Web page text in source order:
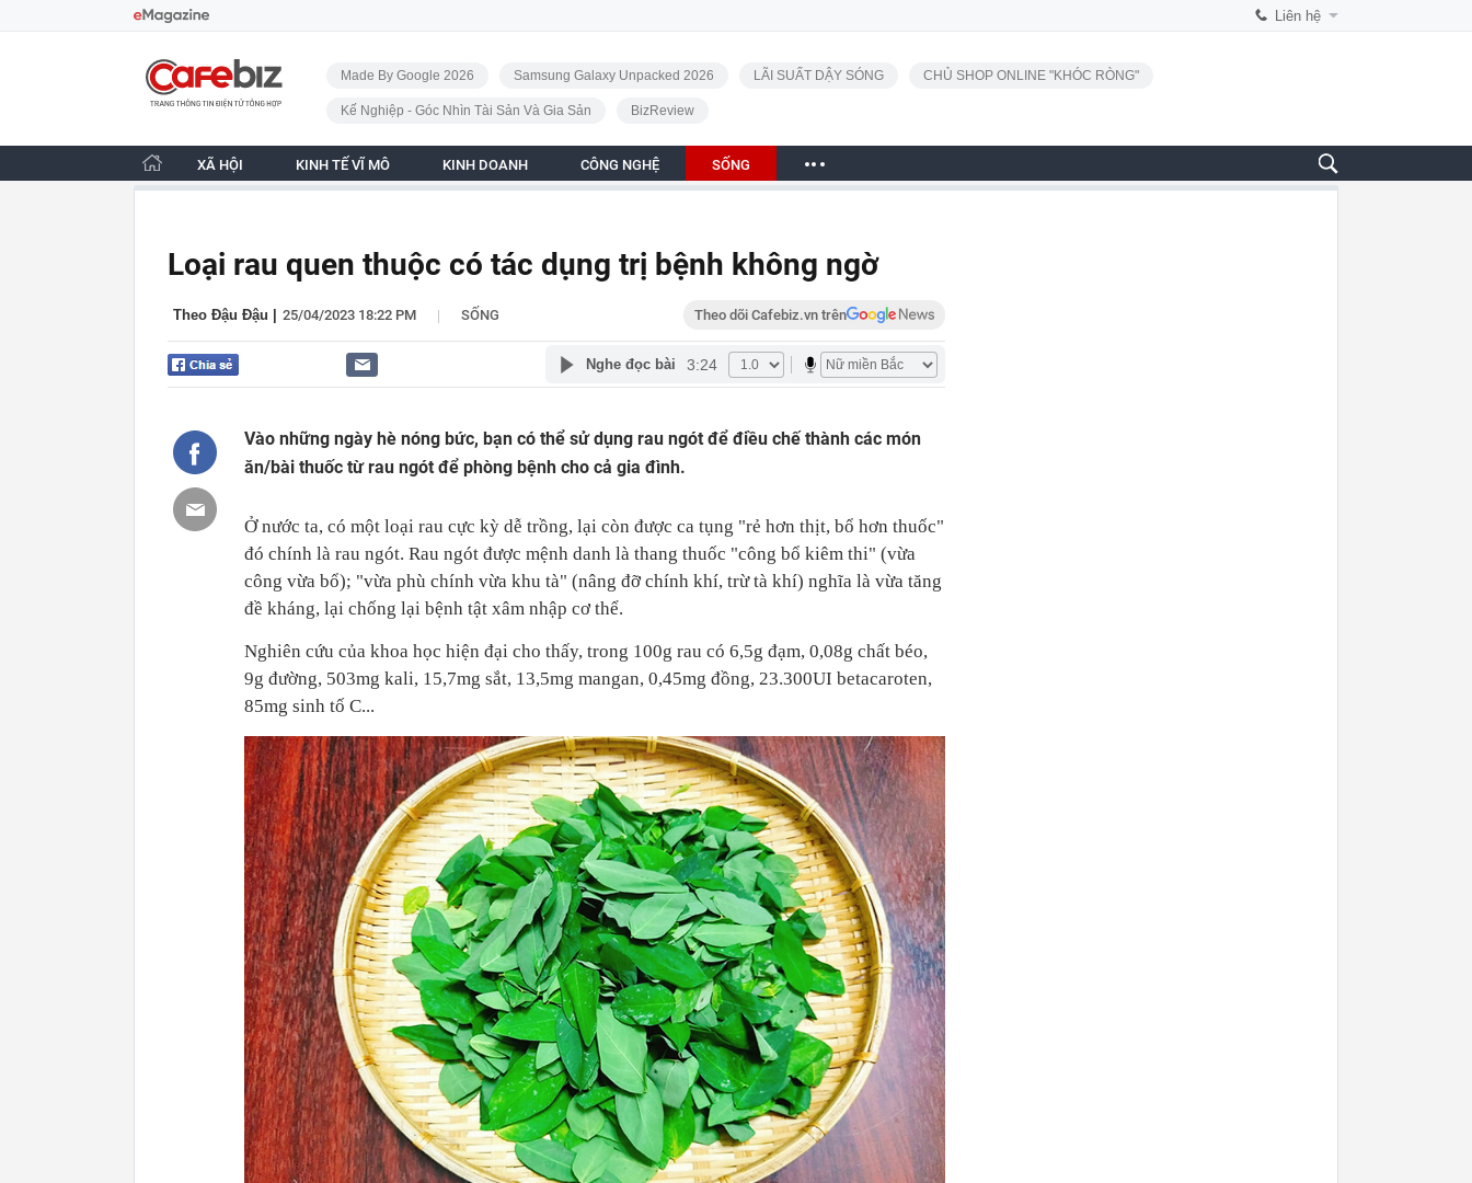
Liên hệ
CafeBiz - Trang chủ
Made By Google 2026 Samsung Galaxy Unpacked 2026 LÃI SUẤT DẬY SÓNG CHỦ SHOP ONLINE "KHÓC RÒNG"
Kế Nghiệp - Góc Nhìn Tài Sản Và Gia Sản BizReview
XÃ HỘI KINH TẾ VĨ MÔ KINH DOANH CÔNG NGHỆ SỐNG
Loại rau quen thuộc có tác dụng trị bệnh không ngờ
Theo Đậu Đậu 25/04/2023 18:22 PM | SỐNG Theo dõi Cafebiz.vn trên
Nghe đọc bài 3:24
Vào những ngày hè nóng bức, bạn có thể sử dụng rau ngót để điều chế thành các món
ăn/bài thuốc từ rau ngót để phòng bệnh cho cả gia đình.
Ở nước ta, có một loại rau cực kỳ dễ trồng, lại còn được ca tụng "rẻ hơn thịt, bổ hơn thuốc"
đó chính là rau ngót. Rau ngót được mệnh danh là thang thuốc "công bổ kiêm thi" (vừa
công vừa bổ); "vừa phù chính vừa khu tà" (nâng đỡ chính khí, trừ tà khí) nghĩa là vừa tăng
đề kháng, lại chống lại bệnh tật xâm nhập cơ thể.
Nghiên cứu của khoa học hiện đại cho thấy, trong 100g rau có 6,5g đạm, 0,08g chất béo,
9g đường, 503mg kali, 15,7mg sắt, 13,5mg mangan, 0,45mg đồng, 23.300UI betacaroten,
85mg sinh tố C...